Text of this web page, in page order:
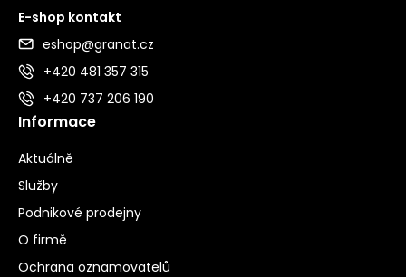
E-shop kontakt
eshop@granat.cz
+420 481 357 315
+420 737 206 190
Informace
Aktuálně
Služby
Podnikové prodejny
O firmě
Ochrana oznamovatelů